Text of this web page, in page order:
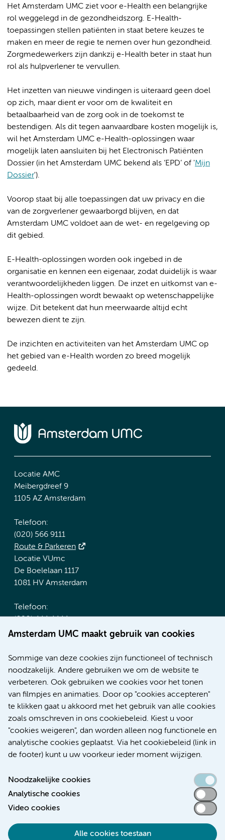
Amsterdam UMC maakt gebruik van cookies
Sommige van deze cookies zijn functioneel of technisch
noodzakelijk. Andere gebruiken we om de website te
verbeteren. Ook gebruiken we cookies voor het tonen
van filmpjes en animaties. Door op "cookies accepteren"
te klikken gaat u akkoord met het gebruik van alle cookies
zoals omschreven in ons cookiebeleid. Kiest u voor
"cookies weigeren", dan worden alleen nog functionele en
analytische cookies geplaatst. Via het cookiebeleid (link in
de footer) kunt u uw voorkeur ieder moment wijzigen.
Noodzakelijke cookies
Analytische cookies
Video cookies
Alle cookies toestaan
Het Amsterdam UMC ziet voor e-Health een belangrijke
rol weggelegd in de gezondheidszorg. E-Health-
toepassingen stellen patiënten in staat betere keuzes te
maken en meer de regie te nemen over hun gezondheid.
Zorgmedewerkers zijn dankzij e-Health beter in staat hun
rol als hulpverlener te vervullen.
Het inzetten van nieuwe vindingen is uiteraard geen doel
op zich, maar dient er voor om de kwaliteit en
betaalbaarheid van de zorg ook in de toekomst te
bestendigen. Als dit tegen aanvaardbare kosten mogelijk is,
wil het Amsterdam UMC e-Health-oplossingen waar
mogelijk laten aansluiten bij het Electronisch Patiënten
Dossier (in het Amsterdam UMC bekend als ‘EPD’ of 'Mijn
Dossier').
Voorop staat bij alle toepassingen dat uw privacy en die
van de zorgverlener gewaarborgd blijven, en dat
Amsterdam UMC voldoet aan de wet- en regelgeving op
dit gebied.
E-Health-oplossingen worden ook ingebed in de
organisatie en kennen een eigenaar, zodat duidelijk is waar
verantwoordelijkheden liggen. De inzet en uitkomst van e-
Health-oplossingen wordt bewaakt op wetenschappelijke
wijze. Dit betekent dat hun meerwaarde altijd echt
bewezen dient te zijn.
De inzichten en activiteiten van het Amsterdam UMC op
het gebied van e-Health worden zo breed mogelijk
gedeeld.
Locatie AMC
Meibergdreef 9
1105 AZ Amsterdam
Telefoon:
(020) 566 9111
Route & Parkeren
Locatie VUmc
De Boelelaan 1117
1081 HV Amsterdam
Telefoon:
(020) 444 4444
Route & Parkeren
Meer Amsterdam UMC websites:
Werken bij Amsterdam UMC
Over Amsterdam UMC
Nieuws
Research
Educatie Locatie VUmc
Toegankelijkheidsverklaring
Algemene privacyverklaring